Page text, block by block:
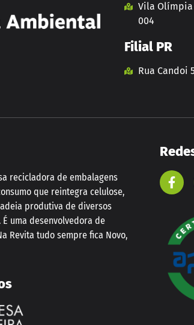
Vila Olímpia
004
Filial PR
Rua Candoi
recicladora de embalagens
que reintegra celulose,
produtiva de diversos
uma desenvolvedora de
Revita tudo sempre fica Novo,